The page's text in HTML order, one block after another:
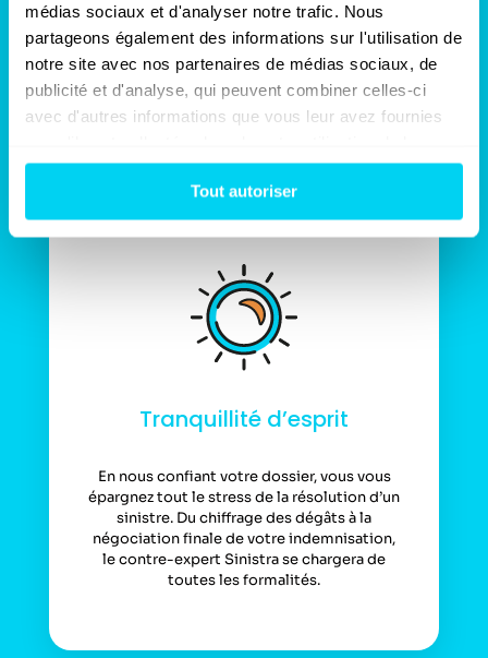
médias sociaux et d'analyser notre trafic. Nous
partageons également des informations sur l'utilisation de
notre site avec nos partenaires de médias sociaux, de
publicité et d'analyse, qui peuvent combiner celles-ci
avec d'autres informations que vous leur avez fournies
services.
Tout autoriser
Grâce à la présence d’un contre-expert
Sinistra dans les pourparlers
d’indemnisation, votre assureur se verra
dans l’obligation de vous proposer une
proposition d’indemnités sérieuse
couvrant l’ensemble de votre préjudice.
Tranquillité d’esprit
En nous confiant votre dossier, vous vous
épargnez tout le stress de la résolution d’un
sinistre. Du chiffrage des dégâts à la
négociation finale de votre indemnisation,
le contre-expert Sinistra se chargera de
toutes les formalités.